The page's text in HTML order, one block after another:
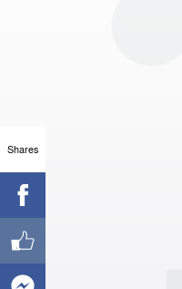
Shares